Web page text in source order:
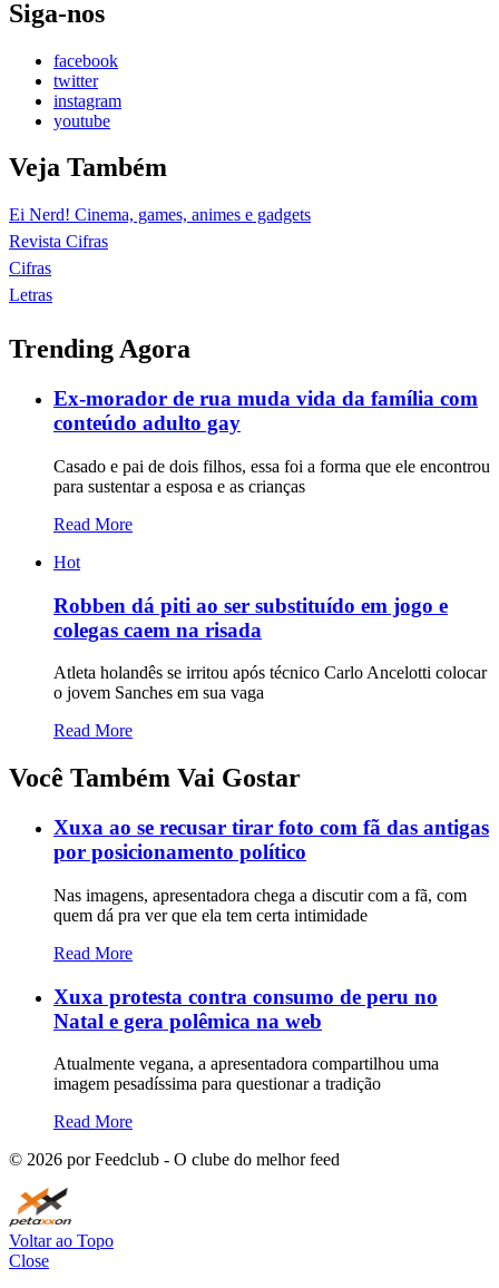
Siga-nos
facebook
twitter
instagram
youtube
Veja Também
Ei Nerd! Cinema, games, animes e gadgets
Revista Cifras
Cifras
Letras
Trending Agora
Ex-morador de rua muda vida da família com
conteúdo adulto gay
Casado e pai de dois filhos, essa foi a forma que ele encontrou
para sustentar a esposa e as crianças
Read More
Hot
Robben dá piti ao ser substituído em jogo e
colegas caem na risada
Atleta holandês se irritou após técnico Carlo Ancelotti colocar
o jovem Sanches em sua vaga
Read More
Você Também Vai Gostar
Xuxa ao se recusar tirar foto com fã das antigas
por posicionamento político
Nas imagens, apresentadora chega a discutir com a fã, com
quem dá pra ver que ela tem certa intimidade
Read More
Xuxa protesta contra consumo de peru no
Natal e gera polêmica na web
Atualmente vegana, a apresentadora compartilhou uma
imagem pesadíssima para questionar a tradição
Read More
© 2026 por Feedclub - O clube do melhor feed
Voltar ao Topo
Close